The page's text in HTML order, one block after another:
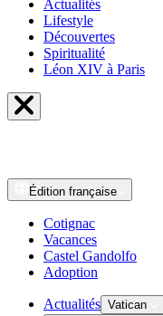
Actualités
Lifestyle
Découvertes
Spiritualité
Léon XIV à Paris
Édition française
Cotignac
Vacances
Castel Gandolfo
Adoption
Actualités Vatican